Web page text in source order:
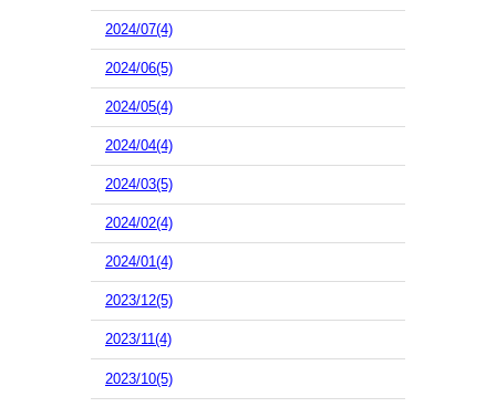
2024/07(4)
2024/06(5)
2024/05(4)
2024/04(4)
2024/03(5)
2024/02(4)
2024/01(4)
2023/12(5)
2023/11(4)
2023/10(5)